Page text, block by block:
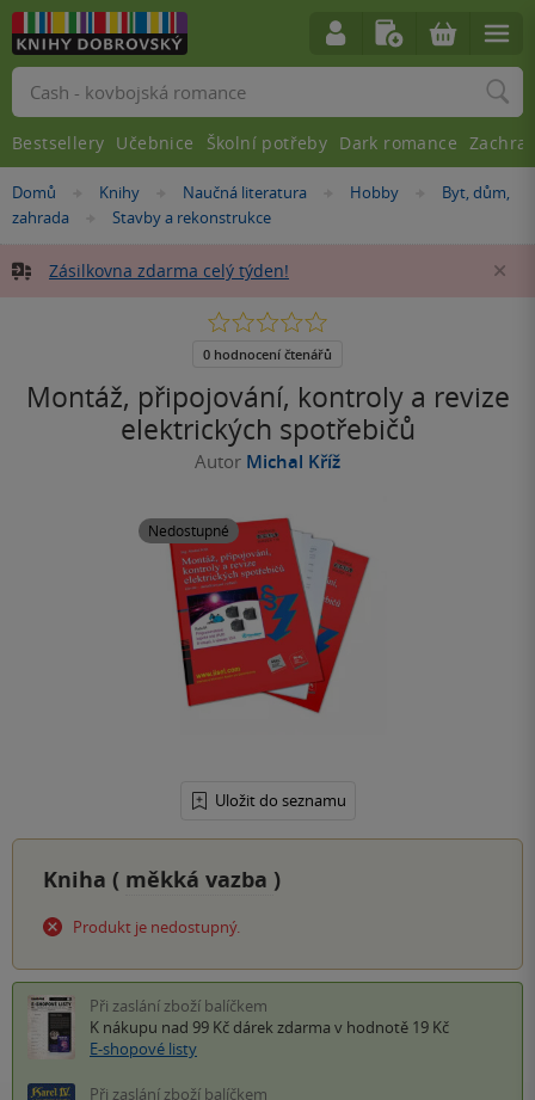
Nacházíte
se
Domů »
Knihy »Naučná literatura »Hobby »
Byt, dům,
zahrada
»
Stavby a rekonstrukce
Zásilkovna zdarma celý týden!
Montáž, připojování, kontroly a revize
elektrických spotřebičů
Autor Michal Kříž
Nedostupné
Uložit do seznamu
0.0
5
0 hodnocení čtenářů
Kniha ( měkká vazba )
Produkt je nedostupný.
Při zaslání zboží balíčkem
K nákupu nad 99 Kč dárek zdarma v hodnotě 19 Kč
E-shopové listy
Při zaslání zboží balíčkem
Vyhledávání
Bestsellery Učebnice Školní potřeby Dark romance